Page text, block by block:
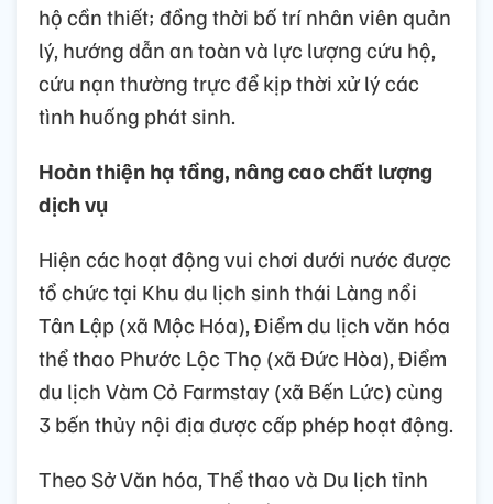
hộ cần thiết; đồng thời bố trí nhân viên quản
lý, hướng dẫn an toàn và lực lượng cứu hộ,
cứu nạn thường trực để kịp thời xử lý các
tình huống phát sinh.
Hoàn thiện hạ tầng, nâng cao chất lượng
dịch vụ
Hiện các hoạt động vui chơi dưới nước được
tổ chức tại Khu du lịch sinh thái Làng nổi
Tân Lập (xã Mộc Hóa), Điểm du lịch văn hóa
thể thao Phước Lộc Thọ (xã Đức Hòa), Điểm
du lịch Vàm Cỏ Farmstay (xã Bến Lức) cùng
3 bến thủy nội địa được cấp phép hoạt động.
Theo Sở Văn hóa, Thể thao và Du lịch tỉnh